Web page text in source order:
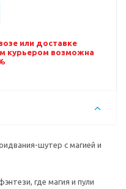
или доставке
курьером возможна
шутер с магией и
где магия и пули